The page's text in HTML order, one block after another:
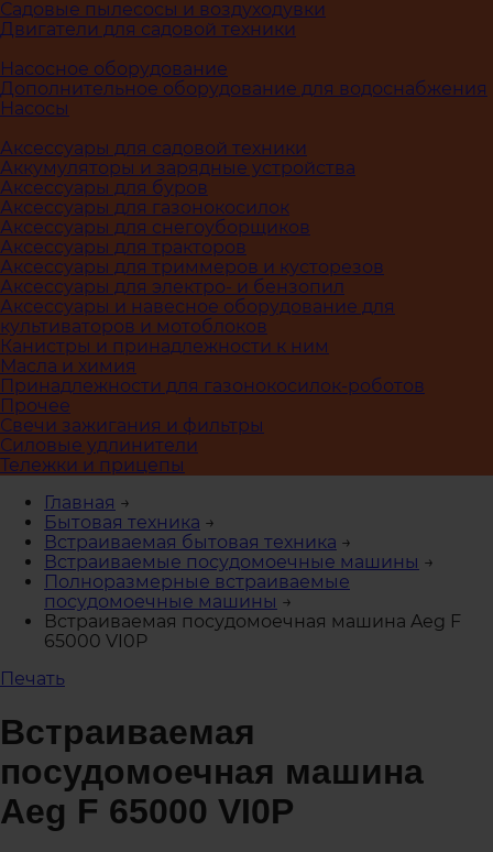
Садовые пылесосы и воздуходувки
Двигатели для садовой техники
Насосное оборудование
Дополнительное оборудование для водоснабжения
Насосы
Аксессуары для садовой техники
Аккумуляторы и зарядные устройства
Аксессуары для буров
Аксессуары для газонокосилок
Аксессуары для снегоуборщиков
Аксессуары для тракторов
Аксессуары для триммеров и кусторезов
Аксессуары для электро- и бензопил
Аксессуары и навесное оборудование для
культиваторов и мотоблоков
Канистры и принадлежности к ним
Масла и химия
Принадлежности для газонокосилок-роботов
Прочее
Свечи зажигания и фильтры
Силовые удлинители
Тележки и прицепы
Главная →
Бытовая техника →
Встраиваемая бытовая техника →
Встраиваемые посудомоечные машины →
Полноразмерные встраиваемые
посудомоечные машины →
Встраиваемая посудомоечная машина Aeg F
65000 VI0P
Печать
Встраиваемая
посудомоечная машина
Aeg F 65000 VI0P